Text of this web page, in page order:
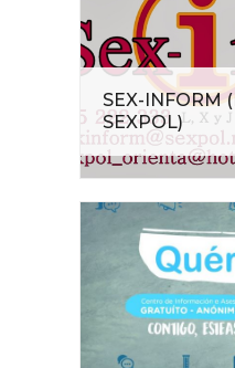
SEX-INFORM
SEXPOL)